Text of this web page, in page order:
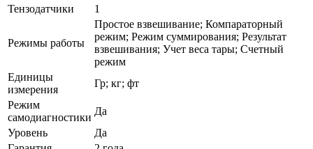
Тензодатчики
1
Режимы работы
Простое взвешивание; Компараторный
режим; Режим суммирования; Результат
взвешивания; Учет веса тары; Счетный
режим
Единицы
измерения
Гр; кг; фт
Режим
самодиагностики
Да
Уровень
Да